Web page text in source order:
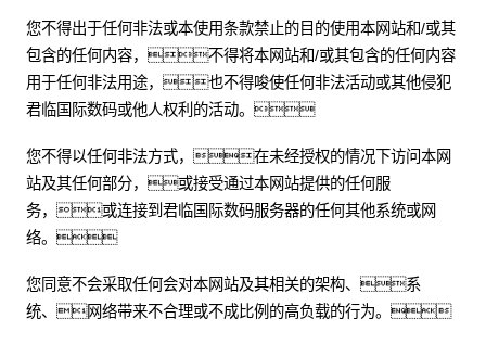
您不得出于任何非法或本使用条款禁止的目的使用本网站和/或其
包含的任何内容，不得将本网站和/或其包含的任何内容
用于任何非法用途，也不得唆使任何非法活动或其他侵犯
君临国际数码或他人权利的活动。
您不得以任何非法方式，在未经授权的情况下访问本网
站及其任何部分，或接受通过本网站提供的任何服
务，或连接到君临国际数码服务器的任何其他系统或网
络。
您同意不会采取任何会对本网站及其相关的架构、系
统、网络带来不合理或不成比例的高负载的行为。